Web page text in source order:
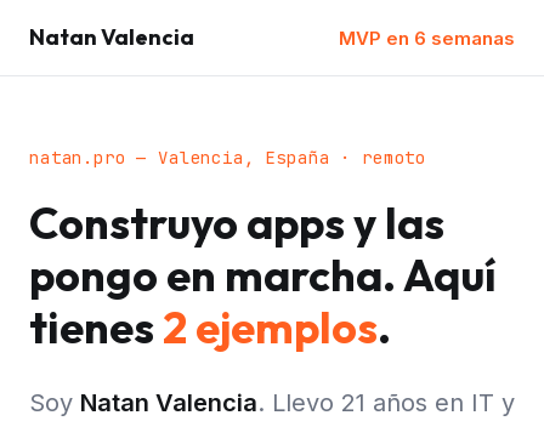
Natan Valencia MVP en 6 semanas
natan.pro — Valencia, España · remoto
Construyo apps y las
pongo en marcha. Aquí
tienes2 ejemplos.
Soy Natan Valencia. Llevo 21 años en IT y